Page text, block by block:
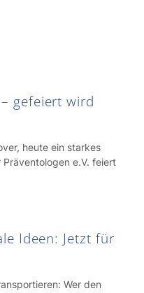
gefeiert wird
heute ein starkes
e.V. feiert
Ideen: Jetzt für
Wer den